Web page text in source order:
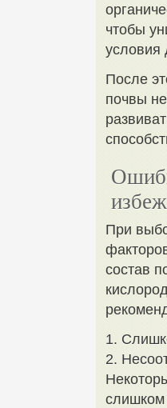
чтобы
условия
После
почвы
При
состав
1.
2.
слишком